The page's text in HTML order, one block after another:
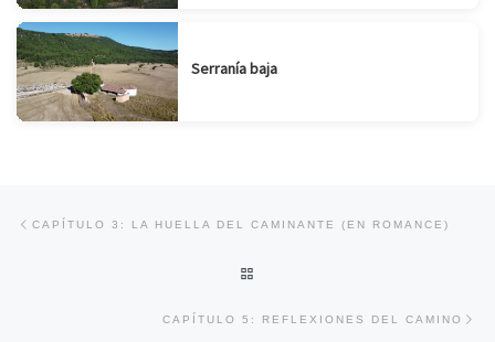
Serranía baja
Navegación de entradas
CAPÍTULO 3: LA HUELLA DEL CAMINANTE (EN ROMANCE)
CAPÍTULO 5: REFLEXIONES DEL CAMINO